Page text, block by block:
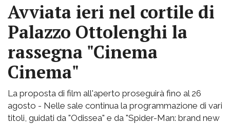
Avviata ieri nel cortile di
Palazzo Ottolenghi la
rassegna "Cinema
Cinema"
La proposta di film all'aperto proseguirà fino al 26
agosto - Nelle sale continua la programmazione di vari
titoli, guidati da "Odissea" e da "Spider-Man: brand new